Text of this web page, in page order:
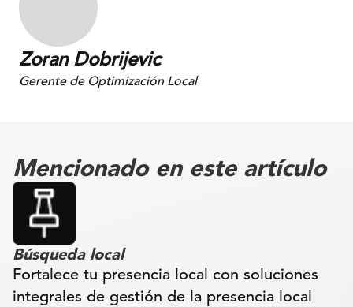
Zoran Dobrijevic
Gerente de Optimización Local
Mencionado en este artículo
Búsqueda local
Fortalece tu presencia local con soluciones
integrales de gestión de la presencia local